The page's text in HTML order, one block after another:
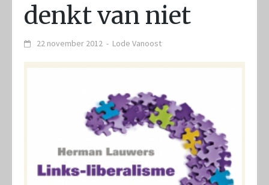
denkt van niet
22 november 2012 - Lode Vanoost